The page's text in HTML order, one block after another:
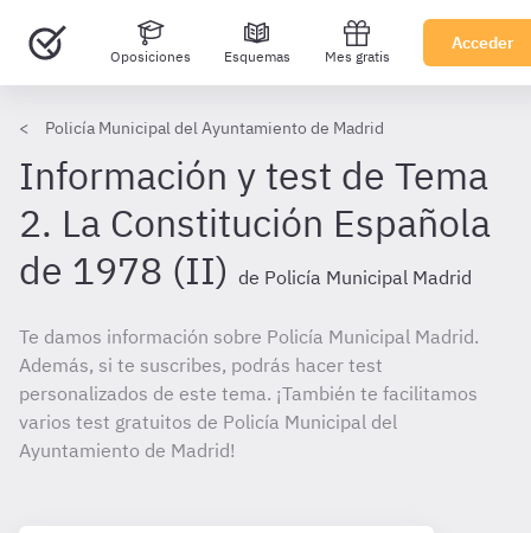
Oposiciones Esquemas Mes gratis
Acceder
Policía Municipal del Ayuntamiento de Madrid
Información y test de Tema
2. La Constitución Española
de 1978 (II) de Policía Municipal Madrid
Te damos información sobre Policía Municipal Madrid.
Además, si te suscribes, podrás hacer test
personalizados de este tema. ¡También te facilitamos
varios test gratuitos de Policía Municipal del
Ayuntamiento de Madrid!